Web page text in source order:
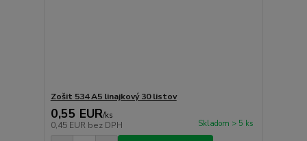
Zošit 534 A5 linajkový 30 listov
0,55 EUR/ks
0,45 EUR bez DPH Skladom > 5 ks